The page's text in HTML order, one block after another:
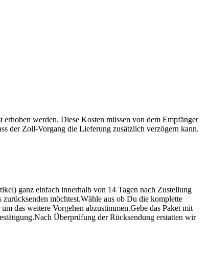
werden. Diese Kosten müssen von dem Empfänger
der Zoll-Vorgang die Lieferung zusätzlich verzögern kann.
ganz einfach innerhalb von 14 Tagen nach Zustellung
möchtest.Wähle aus ob Du die komplette
das weitere Vorgehen abzustimmen.Gebe das Paket mit
Überprüfung der Rücksendung erstatten wir